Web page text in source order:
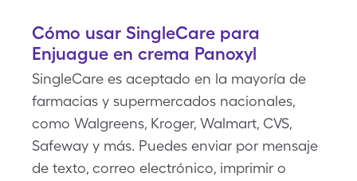
Cómo usar SingleCare para
Enjuague en crema Panoxyl
SingleCare es aceptado en la mayoría de
farmacias y supermercados nacionales,
como Walgreens, Kroger, Walmart, CVS,
Safeway y más. Puedes enviar por mensaje
de texto, correo electrónico, imprimir o